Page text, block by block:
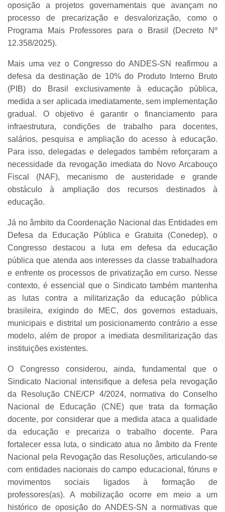
oposição a projetos governamentais que avançam no
processo de precarização e desvalorização, como o
Programa Mais Professores para o Brasil (Decreto Nº
12.358/2025).
Mais uma vez o Congresso do ANDES-SN reafirmou a
defesa da destinação de 10% do Produto Interno Bruto
(PIB) do Brasil exclusivamente à educação pública,
medida a ser aplicada imediatamente, sem implementação
gradual. O objetivo é garantir o financiamento para
infraestrutura, condições de trabalho para docentes,
salários, pesquisa e ampliação do acesso à educação.
Para isso, delegadas e delegados também reforçaram a
necessidade da revogação imediata do Novo Arcabouço
Fiscal (NAF), mecanismo de austeridade e grande
obstáculo à ampliação dos recursos destinados à
educação.
Já no âmbito da Coordenação Nacional das Entidades em
Defesa da Educação Pública e Gratuita (Conedep), o
Congresso destacou a luta em defesa da educação
pública que atenda aos interesses da classe trabalhadora
e enfrente os processos de privatização em curso. Nesse
contexto, é essencial que o Sindicato também mantenha
as lutas contra a militarização da educação pública
brasileira, exigindo do MEC, dos governos estaduais,
municipais e distrital um posicionamento contrário a esse
modelo, além de propor a imediata desmilitarização das
instituições existentes.
O Congresso considerou, ainda, fundamental que o
Sindicato Nacional intensifique a defesa pela revogação
da Resolução CNE/CP 4/2024, normativa do Conselho
Nacional de Educação (CNE) que trata da formação
docente, por considerar que a medida ataca a qualidade
da educação e precariza o trabalho docente. Para
fortalecer essa luta, o sindicato atua no âmbito da Frente
Nacional pela Revogação das Resoluções, articulando-se
com entidades nacionais do campo educacional, fóruns e
movimentos sociais ligados à formação de
professores(as). A mobilização ocorre em meio a um
histórico de oposição do ANDES-SN a normativas que